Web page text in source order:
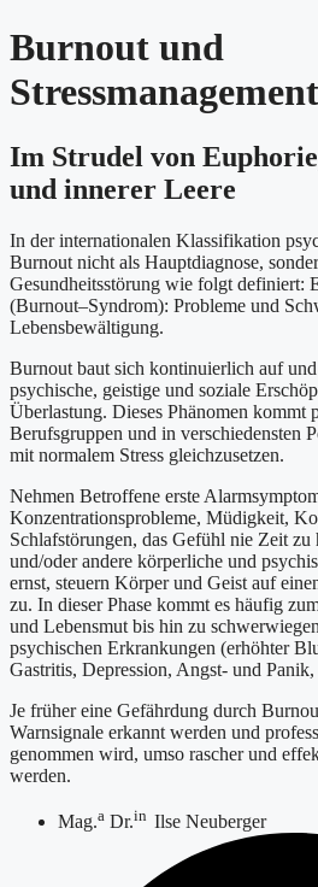
Burnout und
Stressmanagement
Im Strudel von
und innerer Leere
In der internationalen Klassifikation
Burnout nicht als Hauptdiagnose,
Gesundheitsstörung wie folgt definiert:
(Burnout–Syndrom): Probleme und
Lebensbewältigung.
Burnout baut sich kontinuierlich auf und
psychische, geistige und soziale
Überlastung. Dieses Phänomen kommt
Berufsgruppen und in verschiedensten
mit normalem Stress gleichzusetzen.
Nehmen Betroffene erste
Konzentrationsprobleme, Müdigkeit,
Schlafstörungen, das Gefühl nie Zeit
und/oder andere körperliche und
ernst, steuern Körper und Geist auf
zu. In dieser Phase kommt es häufig
und Lebensmut bis hin zu
psychischen Erkrankungen (erhöhter
Gastritis, Depression, Angst- und
Je früher eine Gefährdung durch
Warnsignale erkannt werden und
genommen wird, umso rascher und
werden.
Mag.a Dr.in Ilse Neuberger